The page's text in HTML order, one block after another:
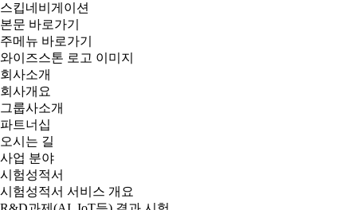
스킵네비게이션
본문 바로가기
주메뉴 바로가기
와이즈스톤 로고 이미지
회사소개
회사개요
그룹사소개
파트너십
오시는 길
사업 분야
시험성적서
시험성적서 서비스 개요